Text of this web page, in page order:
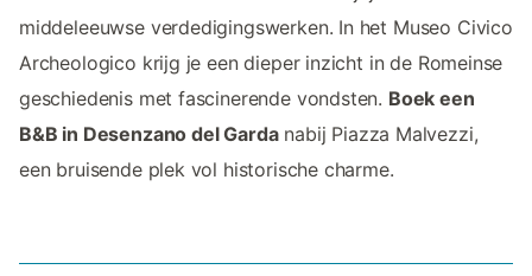
middeleeuwse verdedigingswerken. In het Museo Civico
Archeologico krijg je een dieper inzicht in de Romeinse
geschiedenis met fascinerende vondsten. Boek een
B&B in Desenzano del Gardanabij Piazza Malvezzi,
een bruisende plek vol historische charme.